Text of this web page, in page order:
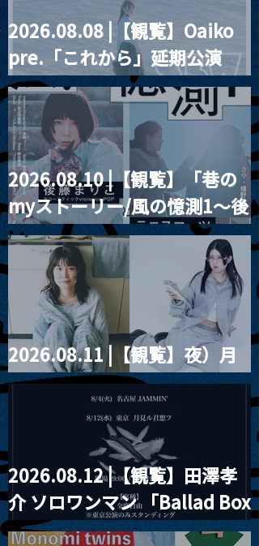
2026.08.08 |【観覧】Oaiko
pre.「これから」延期公演
Blurred City Lights × 17歳
とベルリンの壁
2026.08.10 |【観覧】「巷の
myストーリー/風の憶測1～後
藤まりこアコースティック
violence POPとテニスコー
ツ」
2026.08.11 |【観覧】夜）月
見ル君想フpre. Sugar Shock
2026.08.12 |【観覧】田澤孝
介 ソロワンマン 「Ballad Box
2026」